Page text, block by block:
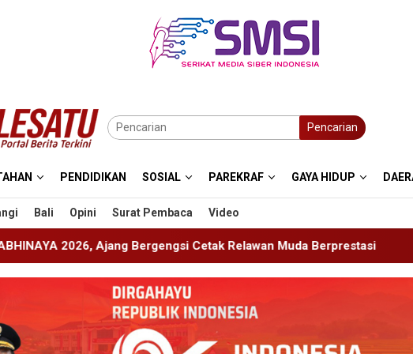
Pencarian
PENDIDIKAN SOSIAL PAREKRAF GAYA HIDUP
Bali Opini Surat Pembaca Video
Cetak Relawan Muda Berprestasi Imigrasi Ponorogo